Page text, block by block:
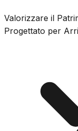
Valorizzare il
Progettato per